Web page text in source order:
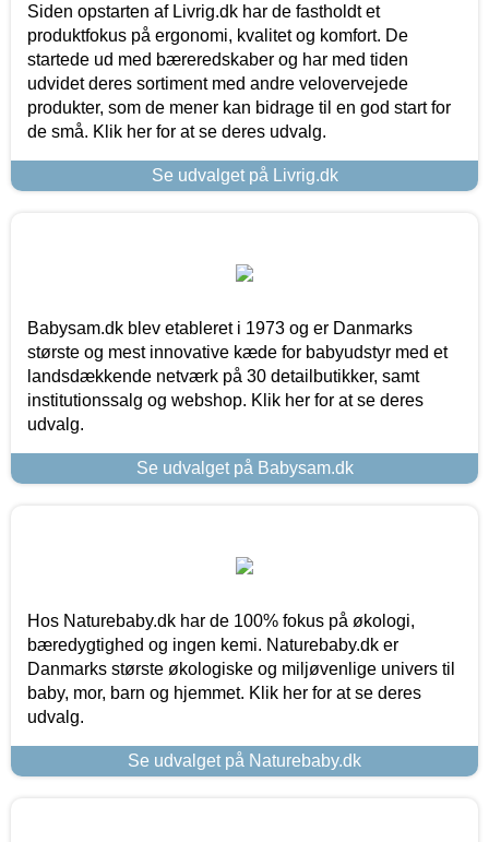
Siden opstarten af Livrig.dk har de fastholdt et
produktfokus på ergonomi, kvalitet og komfort. De
startede ud med bæreredskaber og har med tiden
udvidet deres sortiment med andre velovervejede
produkter, som de mener kan bidrage til en god start for
de små. Klik her for at se deres udvalg.
Se udvalget på Livrig.dk
Babysam.dk blev etableret i 1973 og er Danmarks
største og mest innovative kæde for babyudstyr med et
landsdækkende netværk på 30 detailbutikker, samt
institutionssalg og webshop. Klik her for at se deres
udvalg.
Se udvalget på Babysam.dk
Hos Naturebaby.dk har de 100% fokus på økologi,
bæredygtighed og ingen kemi. Naturebaby.dk er
Danmarks største økologiske og miljøvenlige univers til
baby, mor, barn og hjemmet. Klik her for at se deres
udvalg.
Se udvalget på Naturebaby.dk